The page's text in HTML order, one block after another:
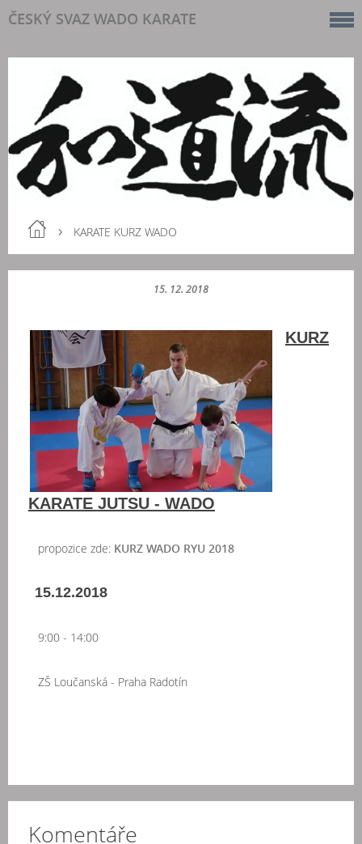
ČESKÝ SVAZ WADO KARATE
KARATE KURZ WADO
15. 12. 2018
KURZ
KARATE JUTSU - WADO
propozice zde: KURZ WADO RYU 2018
15.12.2018
9:00 - 14:00
ZŠ Loučanská - Praha Radotín
Komentáře